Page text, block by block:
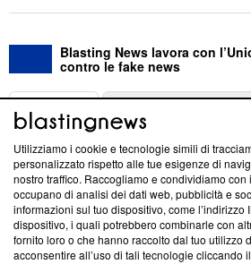
Blasting News lavora con
contro le fake news
ABOUT
Questa sezione offre informazioni
News, sui nostri processi editoriali e su
creare news di qualità. Inoltre, afferma
‘Trust Project - News with Integrity’
ancora membro del programma, ma ha
parte; Trust Project non ha ancora
Utilizziamo i cookie e tecnologie simili di
personalizzato rispetto alle tue esigenze di
nostro traffico. Raccogliamo e condividiamo con
occupano di analisi dei dati web, pubblicità e
informazioni sul tuo dispositivo, come l’indirizzo
dispositivo, i quali potrebbero combinarle con
fornito loro o che hanno raccolto dal tuo utilizzo
acconsentire all’uso di tali tecnologie cliccando